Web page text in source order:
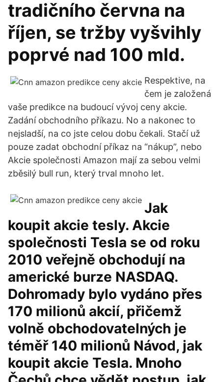
tradičního června na
říjen, se tržby vyšvihly
poprvé nad 100 mld.
Respektive, na
čem je založená
vaše predikce na budoucí vývoj ceny akcie.
Zadání obchodního příkazu. No a nakonec to
nejsladší, na co jste celou dobu čekali. Stačí už
pouze zadat obchodní příkaz na “nákup”, nebo
Akcie společnosti Amazon mají za sebou velmi
zběsilý bull run, který trval mnoho let.
Jak
koupit akcie tesly. Akcie
společnosti Tesla se od roku
2010 veřejně obchodují na
americké burze NASDAQ.
Dohromady bylo vydáno přes
170 milionů akcií, přičemž
volně obchodovatelných je
téměř 140 milionů Návod, jak
koupit akcie Tesla. Mnoho